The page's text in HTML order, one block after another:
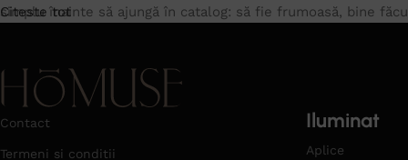
simplu înainte să ajungă în catalog: să fie frumoasă, bine
Citeste tot
Contact
Termeni si conditii
Iluminat
Aplice